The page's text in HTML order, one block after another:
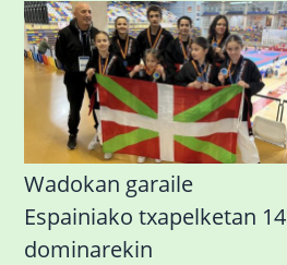
Wadokan garaile
Espainiako txapelketan 14
dominarekin